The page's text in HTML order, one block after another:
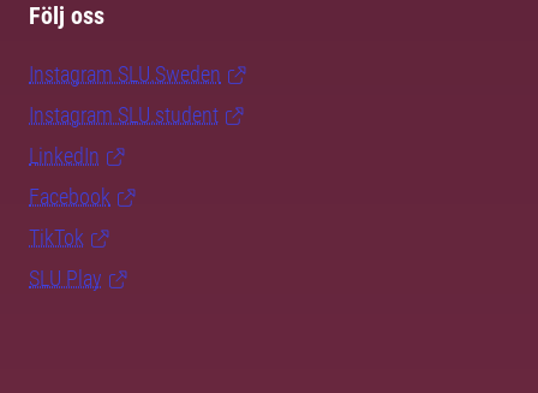
Följ oss
Instagram SLU.Sweden
Instagram SLU.student
LinkedIn
Facebook
TikTok
SLU Play